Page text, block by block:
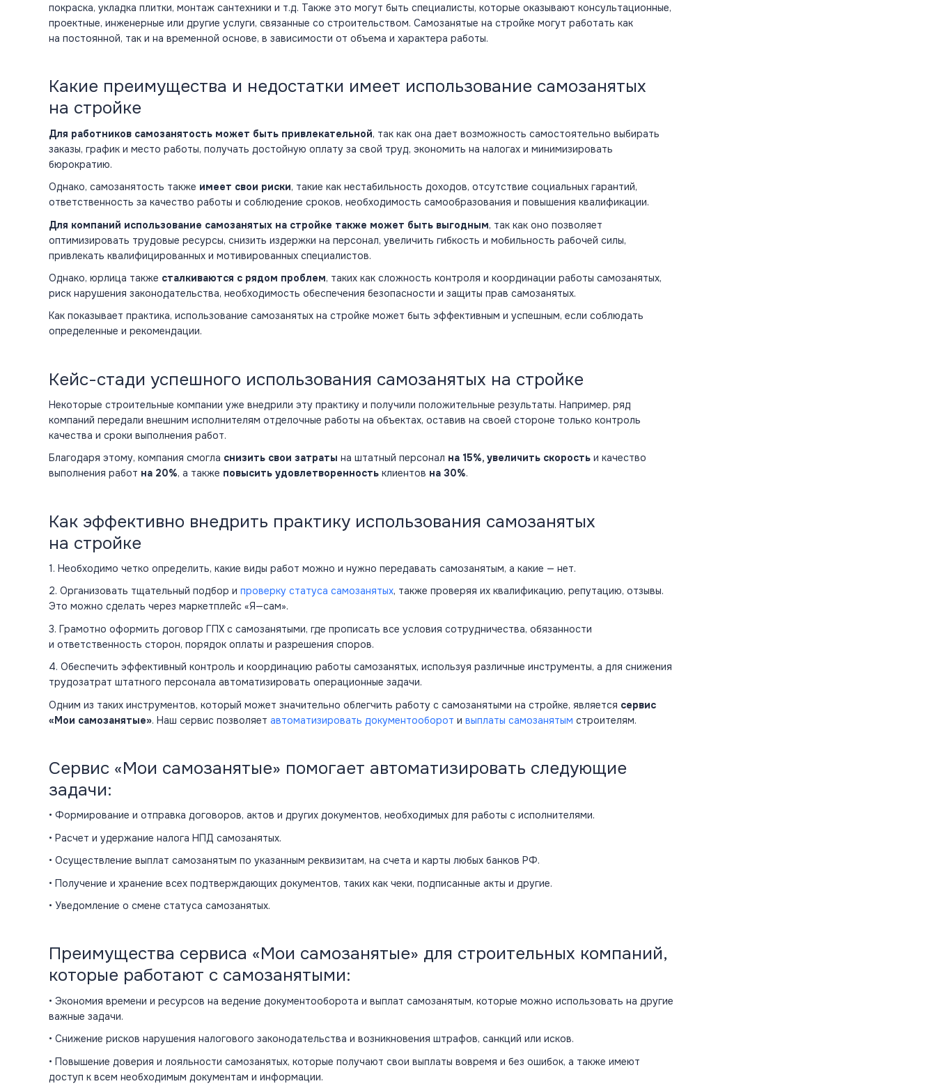
покраска, укладка плитки, монтаж сантехники и т.д. Также это могут быть специалисты, которые оказывают консультационные,
проектные, инженерные или другие услуги, связанные со строительством. Самозанятые на стройке могут работать как
на постоянной, так и на временной основе, в зависимости от объема и характера работы.
Какие преимущества и недостатки имеет использование самозанятых
на стройке
Для работников самозанятость может быть привлекательной, так как она дает возможность самостоятельно выбирать
заказы, график и место работы, получать достойную оплату за свой труд, экономить на налогах и минимизировать
бюрократию.
Однако, самозанятость также имеет свои риски, такие как нестабильность доходов, отсутствие социальных гарантий,
ответственность за качество работы и соблюдение сроков, необходимость самообразования и повышения квалификации.
Для компаний использование самозанятых на стройке также может быть выгодным, так как оно позволяет
оптимизировать трудовые ресурсы, снизить издержки на персонал, увеличить гибкость и мобильность рабочей силы,
привлекать квалифицированных и мотивированных специалистов.
Однако, юрлица также сталкиваются с рядом проблем, таких как сложность контроля и координации работы самозанятых,
риск нарушения законодательства, необходимость обеспечения безопасности и защиты прав самозанятых.
Как показывает практика, использование самозанятых на стройке может быть эффективным и успешным, если соблюдать
определенные и рекомендации.
Кейс-стади успешного использования самозанятых на стройке
Некоторые строительные компании уже внедрили эту практику и получили положительные результаты. Например, ряд
компаний передали внешним исполнителям отделочные работы на объектах, оставив на своей стороне только контроль
качества и сроки выполнения работ.
Благодаря этому, компания смогла снизить свои затраты на штатный персонал на 15%, увеличить скоростьи качество
выполнения работ на 20%, а также повысить удовлетворенность клиентов на 30%.
Как эффективно внедрить практику использования самозанятых
на стройке
1. Необходимо четко определить, какие виды работ можно и нужно передавать самозанятым, а какие — нет.
2. Организовать тщательный подбор ипроверку статуса самозанятых, также проверяя их квалификацию, репутацию, отзывы.
Это можно сделать через маркетплейс «Я—сам».
3. Грамотно оформить договор ГПХ с самозанятыми, где прописать все условия сотрудничества, обязанности
и ответственность сторон, порядок оплаты и разрешения споров.
4. Обеспечить эффективный контроль и координацию работы самозанятых, используя различные инструменты, а для снижения
трудозатрат штатного персонала автоматизировать операционные задачи.
Одним из таких инструментов, который может значительно облегчить работу с самозанятыми на стройке, является сервис
«Мои самозанятые». Наш сервис позволяетавтоматизировать документооборот ивыплаты самозанятым строителям.
Сервис «Мои самозанятые» помогает автоматизировать следующие
задачи:
• Формирование и отправка договоров, актов и других документов, необходимых для работы с исполнителями.
• Расчет и удержание налога НПД самозанятых.
• Осуществление выплат самозанятым по указанным реквизитам, на счета и карты любых банков РФ.
• Получение и хранение всех подтверждающих документов, таких как чеки, подписанные акты и другие.
• Уведомление о смене статуса самозанятых.
Преимущества сервиса «Мои самозанятые» для строительных компаний,
которые работают с самозанятыми:
• Экономия времени и ресурсов на ведение документооборота и выплат самозанятым, которые можно использовать на другие
важные задачи.
• Снижение рисков нарушения налогового законодательства и возникновения штрафов, санкций или исков.
• Повышение доверия и лояльности самозанятых, которые получают свои выплаты вовремя и без ошибок, а также имеют
доступ к всем необходимым документам и информации.